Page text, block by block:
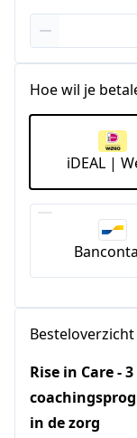
Hoe wil je
iDEAL |
Besteloverzicht
Rise in Care -
in de zorg